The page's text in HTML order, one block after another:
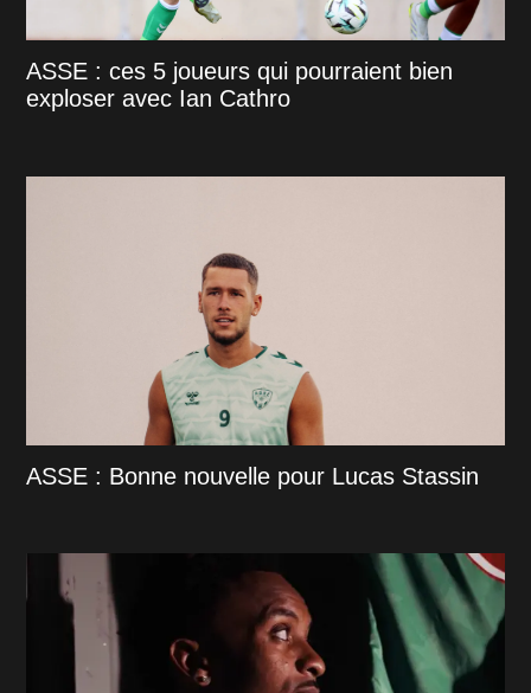
ASSE : ces 5 joueurs qui pourraient bien
exploser avec Ian Cathro
ASSE : Bonne nouvelle pour Lucas Stassin